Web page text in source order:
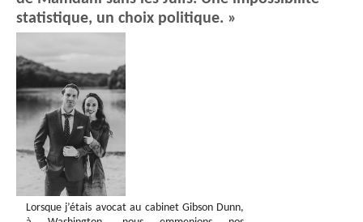
statistique, un choix politique. »
Lorsque j’étais avocat au cabinet Gibson Dunn,